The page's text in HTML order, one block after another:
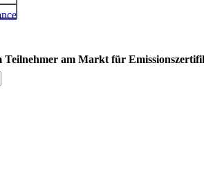
Teilnehmer am Markt für